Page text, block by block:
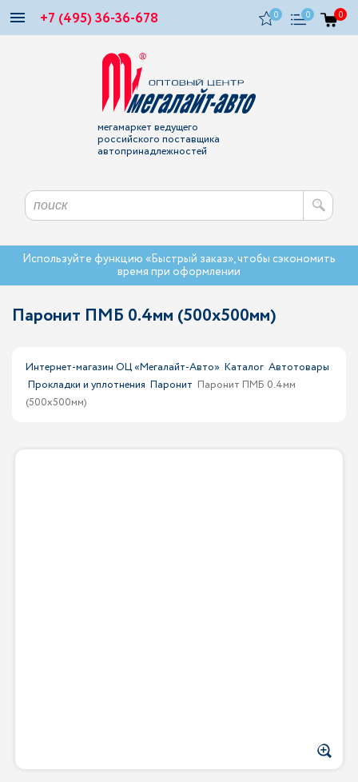
+7 (495) 36-36-678 0 0 0
мегамаркет ведущего
российского поставщика
автопринадлежностей
Используйте функцию «Быстрый заказ», чтобы сэкономить
время при оформлении
Паронит ПМБ 0.4мм (500х500мм)
Интернет-магазин ОЦ «Мегалайт-Авто» Каталог Автотовары
Прокладки и уплотнения Паронит Паронит ПМБ 0.4мм
(500х500мм)